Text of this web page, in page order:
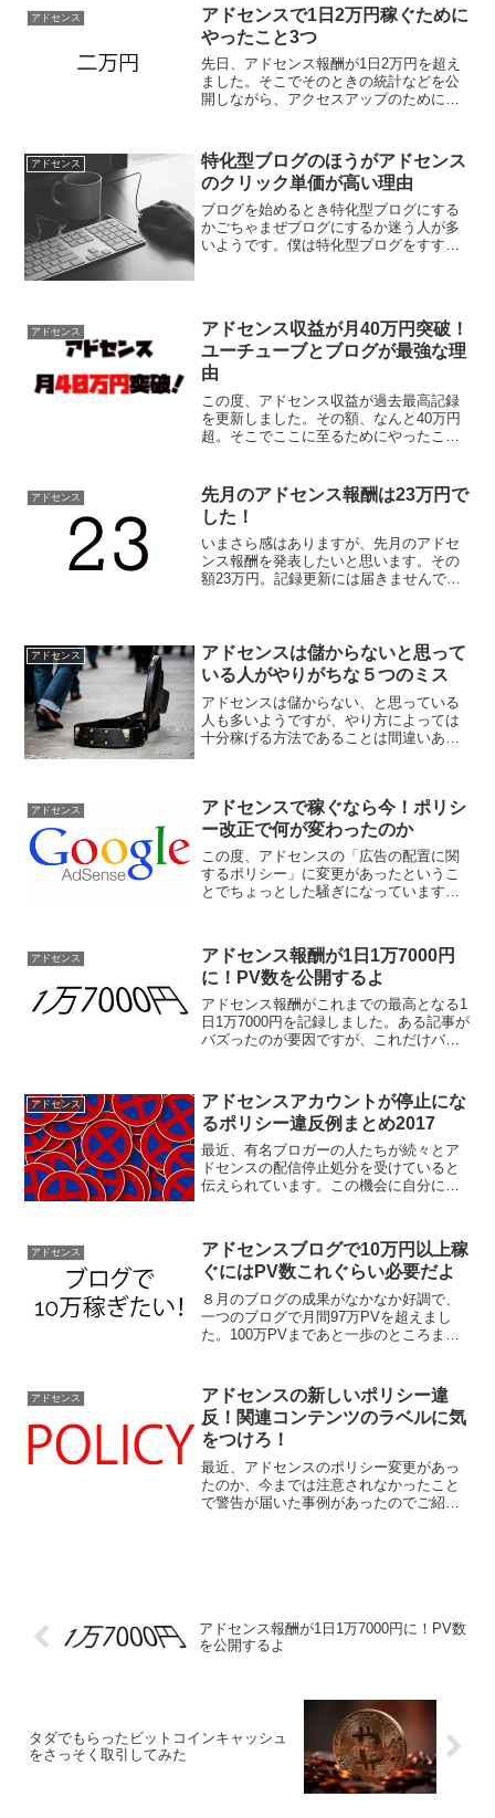
アドセンス
アドセンスで1日2万円稼ぐために
やったこと3つ
先日、アドセンス報酬が1日2万円を超え
ました。そこでそのときの統計などを公
開しながら、アクセスアップのためにや
アドセンス
特化型ブログのほうがアドセンス
のクリック単価が高い理由
ブログを始めるとき特化型ブログにする
かごちゃまぜブログにするか迷う人が多
いようです。僕は特化型ブログをすすめ
傾向があるのです。
アドセンス
アドセンス収益が月40万円突破！
ユーチューブとブログが最強な理
由
この度、アドセンス収益が過去最高記録
を更新しました。その額、なんと40万円
超。そこでここに至るためにやったこと
の最高が26万981円だったので、一気に
15万146...
アドセンス
先月のアドセンス報酬は23万円で
した！
いまさら感はありますが、先月のアドセ
ンス報酬を発表したいと思います。その
額23万円。記録更新には届きませんでし
なって先月のアドセン...
アドセンス
アドセンスは儲からないと思って
いる人がやりがちな５つのミス
アドセンスは儲からない、と思っている
人も多いようですが、やり方によっては
十分稼げる方法であることは間違いあり
です。しかしそんな結論に...
アドセンス
アドセンスで稼ぐなら今！ポリシ
ー改正で何が変わったのか
この度、アドセンスの「広告の配置に関
するポリシー」に変更があったというこ
とでちょっとした騒ぎになっています。
した。果たしてこれでアドセンスでもっ
と稼ぎやすくなるのでしょ...
アドセンス
アドセンス報酬が1日1万7000円
に！PV数を公開するよ
アドセンス報酬がこれまでの最高となる1
日1万7000円を記録しました。ある記事が
バズったのが要因ですが、これだけバズ
アドセンス
アドセンスアカウントが停止にな
るポリシー違反例まとめ2017
最近、有名ブロガーの人たちが続々とア
ドセンスの配信停止処分を受けていると
伝えられています。この機会に自分にも
ないか確かめましょう。
アドセンス
アドセンスブログで10万円以上稼
ぐにはPV数これぐらい必要だよ
８月のブログの成果がなかなか好調で、
一つのブログで月間97万PVを超えまし
た。100万PVまであと一歩のところまで
アドセンス
アドセンスの新しいポリシー違
反！関連コンテンツのラベルに気
をつけろ！
最近、アドセンスのポリシー変更があっ
たのか、今までは注意されなかったこと
で警告が届いた事例があったのでご紹介
アドセンス報酬が1日1万7000円に！PV数
を公開するよ
タダでもらったビットコインキャッシュ
をさっそく取引してみた